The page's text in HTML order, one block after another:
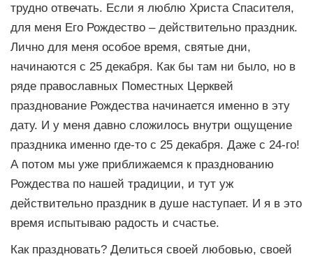
трудно отвечать. Если я люблю Христа Спасителя,
для меня Его Рождество – действительно праздник.
Лично для меня особое время, святые дни,
начинаются с 25 декабря. Как бы там ни было, но в
ряде православных Поместных Церквей
празднование Рождества начинается именно в эту
дату. И у меня давно сложилось внутри ощущение
праздника именно где-то с 25 декабря. Даже с 24-го!
А потом мы уже приближаемся к празднованию
Рождества по нашей традиции, и тут уж
действительно праздник в душе наступает. И я в это
время испытываю радость и счастье.
Как праздновать? Делиться своей любовью, своей